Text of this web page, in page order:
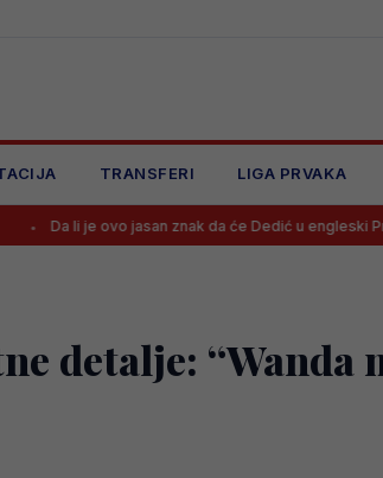
TRANSFERI LIGA PRVAKA
ovo jasan znak da će Dedić u engleski Premiership?!
detalje: “Wanda